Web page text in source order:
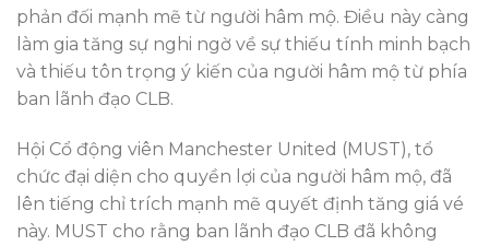
phản đối mạnh mẽ từ người hâm mộ. Điều này càng
làm gia tăng sự nghi ngờ về sự thiếu tính minh bạch
và thiếu tôn trọng ý kiến của người hâm mộ từ phía
ban lãnh đạo CLB.
Hội Cổ động viên Manchester United (MUST), tổ
chức đại diện cho quyền lợi của người hâm mộ, đã
lên tiếng chỉ trích mạnh mẽ quyết định tăng giá vé
này. MUST cho rằng ban lãnh đạo CLB đã không